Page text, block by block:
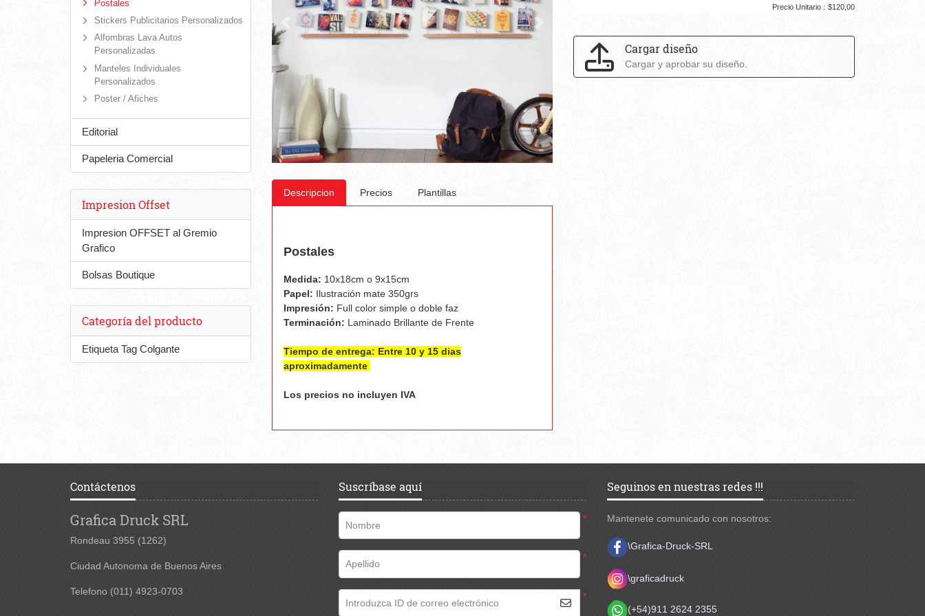
Postales
Stickers Publicitarios Personalizados
Alfombras Lava Autos
Personalizadas
Manteles Individuales
Personalizados
Poster / Afiches
Editorial
Papeleria Comercial
Impresion Offset
Impresion OFFSET al Gremio
Grafico
Bolsas Boutique
Categoría del producto
Etiqueta Tag Colgante
Descripcion Precios Plantillas
Postales
Medida: 10x18cm o 9x15cm
Papel: Ilustración mate 350grs
Impresión: Full color simple o doble faz
Terminación: Laminado Brillante de Frente
Tiempo de entrega: Entre 10 y 15 dias
aproximadamente
Los precios no incluyen IVA
Precio Unitario : $120,00
Cargar diseño
Cargar y aprobar su diseño.
Contáctenos
Grafica Druck SRL
Rondeau 3955 (1262)
Ciudad Autonoma de Buenos Aires
Telefono (011) 4923-0703
Suscríbase aquí
*
Nombre
*
Apellido
*
Introduzca ID de correo electrónico
Seguinos en nuestras redes !!!
Mantenete comunicado con nosotros:
\Grafica-Druck-SRL
\graficadruck
(+54)911 2624 2355